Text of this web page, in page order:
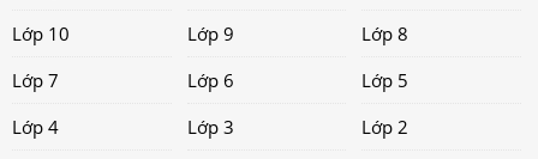
Lớp 10
Lớp 9
Lớp 8
Lớp 7
Lớp 6
Lớp 5
Lớp 4
Lớp 3
Lớp 2